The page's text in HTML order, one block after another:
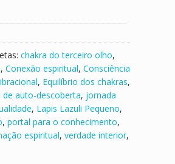
chakra do terceiro olho,
, Conexão espiritual, Consciência
, Equilíbrio dos chakras,
de auto-descoberta, jornada
, Lapis Lazuli Pequeno,
, portal para o conhecimento,
espiritual, verdade interior,